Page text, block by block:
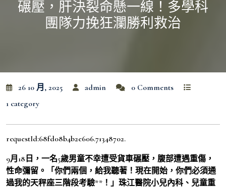
碾壓，肝決裂命懸一線！多學科
團隊力挽狂瀾勝利救治
26 10 月, 2025 admin
0 Comments
1 category
requestId:68fd08b4b2e606.71348702.
9月18日，一名5歲男童不幸遭受貨車碾壓，腹部遭遇重傷，
性命彌留。「你們兩個，給我聽著！現在開始，你們必須通
過我的天秤座三階段考驗**！」珠江醫院小兒內科、兒童重